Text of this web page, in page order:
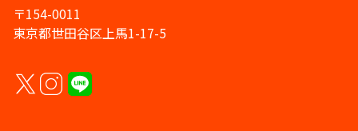
〒154-0011
東京都世田谷区上馬1-17-5